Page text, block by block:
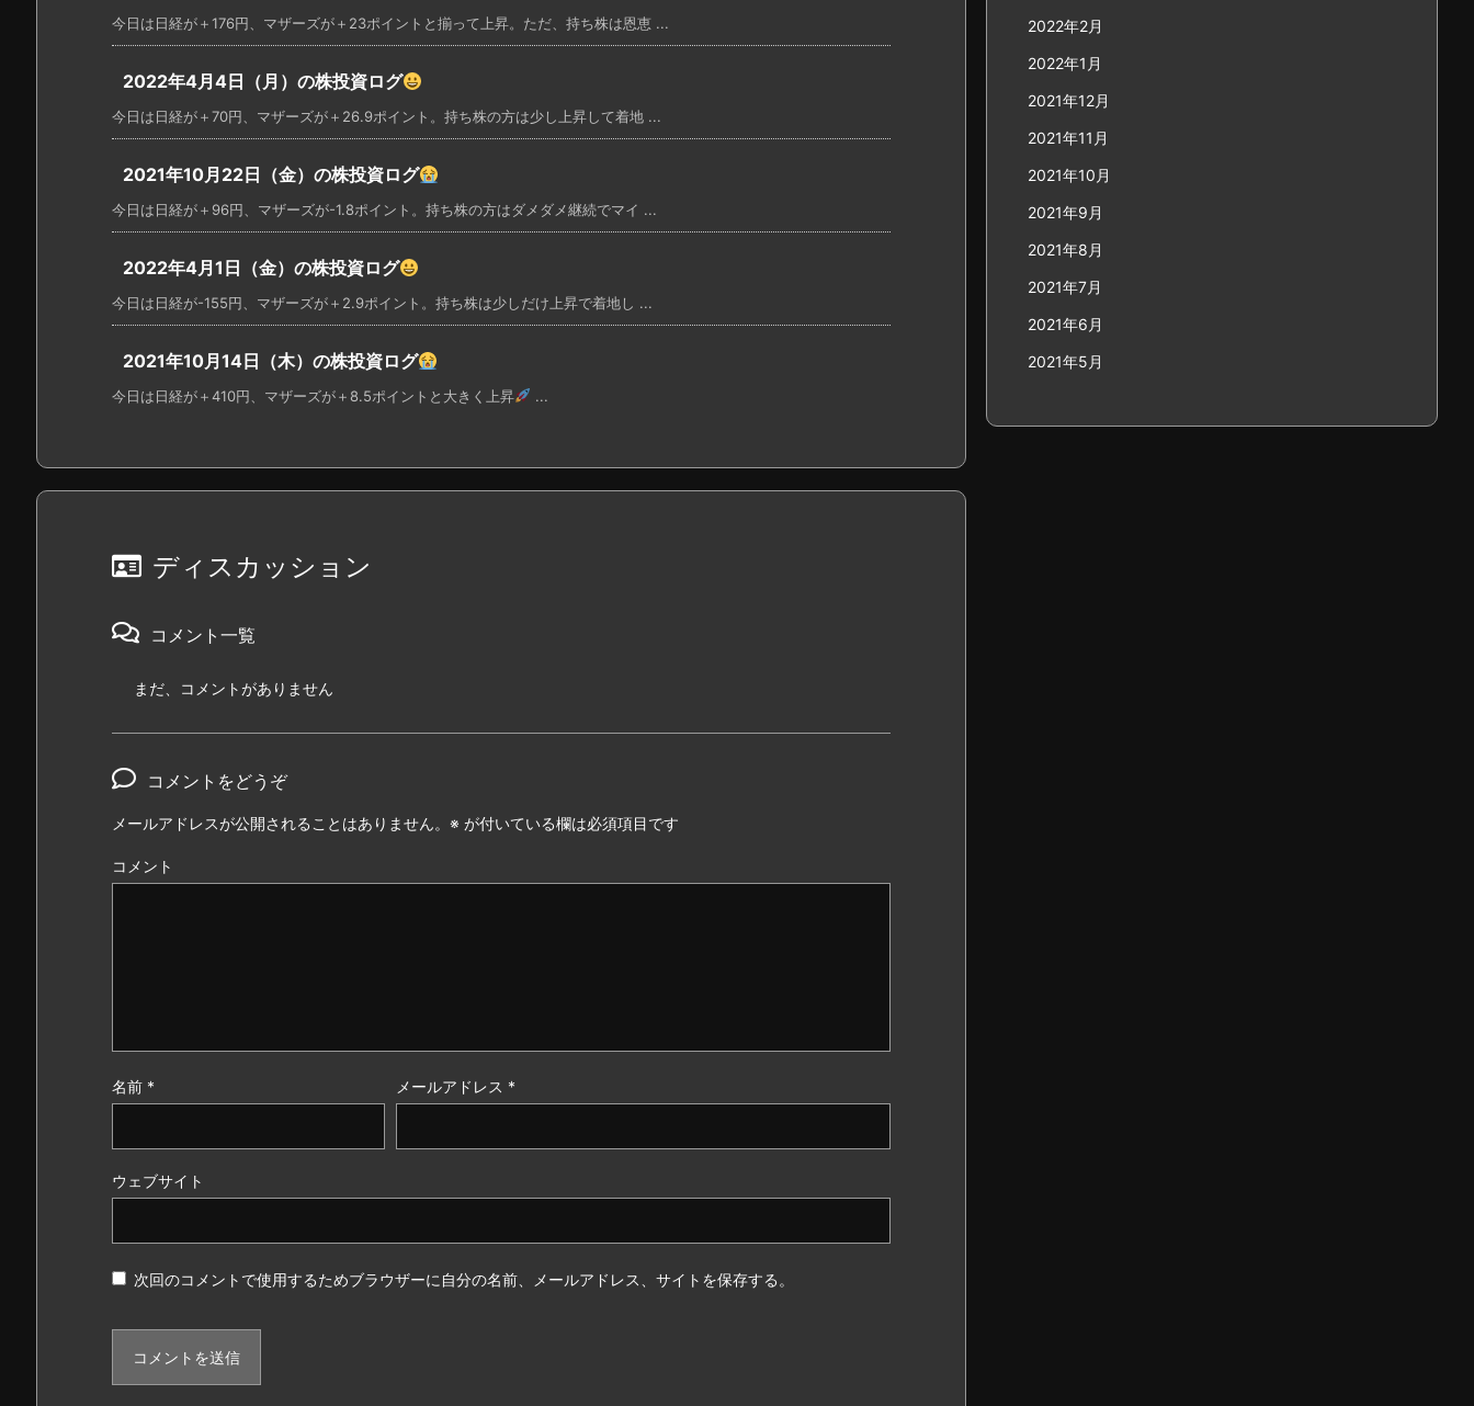
今日は日経が＋176円、マザーズが＋23ポイントと揃って上昇。ただ、持ち株は恩恵 ...
2022年4月4日（月）の株投資ログ
今日は日経が＋70円、マザーズが＋26.9ポイント。持ち株の方は少し上昇して着地 ...
2021年10月22日（金）の株投資ログ
今日は日経が＋96円、マザーズが-1.8ポイント。持ち株の方はダメダメ継続でマイ ...
2022年4月1日（金）の株投資ログ
今日は日経が-155円、マザーズが＋2.9ポイント。持ち株は少しだけ上昇で着地し ...
2021年10月14日（木）の株投資ログ
今日は日経が＋410円、マザーズが＋8.5ポイントと大きく上昇 ...
ディスカッション
コメント一覧
まだ、コメントがありません
コメントをどうぞ
メールアドレスが公開されることはありません。 ※ が付いている欄は必須項目です
コメント
名前 * メールアドレス *
ウェブサイト
次回のコメントで使用するためブラウザーに自分の名前、メールアドレス、サイトを保存する。
2022年2月
2022年1月
2021年12月
2021年11月
2021年10月
2021年9月
2021年8月
2021年7月
2021年6月
2021年5月